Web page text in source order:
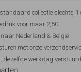
collectie slechts 1
voor maar 2,50
Nederland & België
met onze
dezelfde werkdag